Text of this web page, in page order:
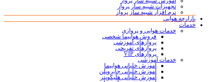
تجهیزات شبیه ساز پرواز
نرم افزار شبیه ساز پرواز
بازارچه هوایی
خدمات
خدمات هوایی و پروازی
فروش هواپیما شخصی
پروازهای آموزشی
پروازهای تفریحی
پروازهای VIP
خدمات آموزشی
آموزش خلبانی هواپیما
آموزش خلبانی جایروپلن
آموزش خلبانی هلیکوپتر